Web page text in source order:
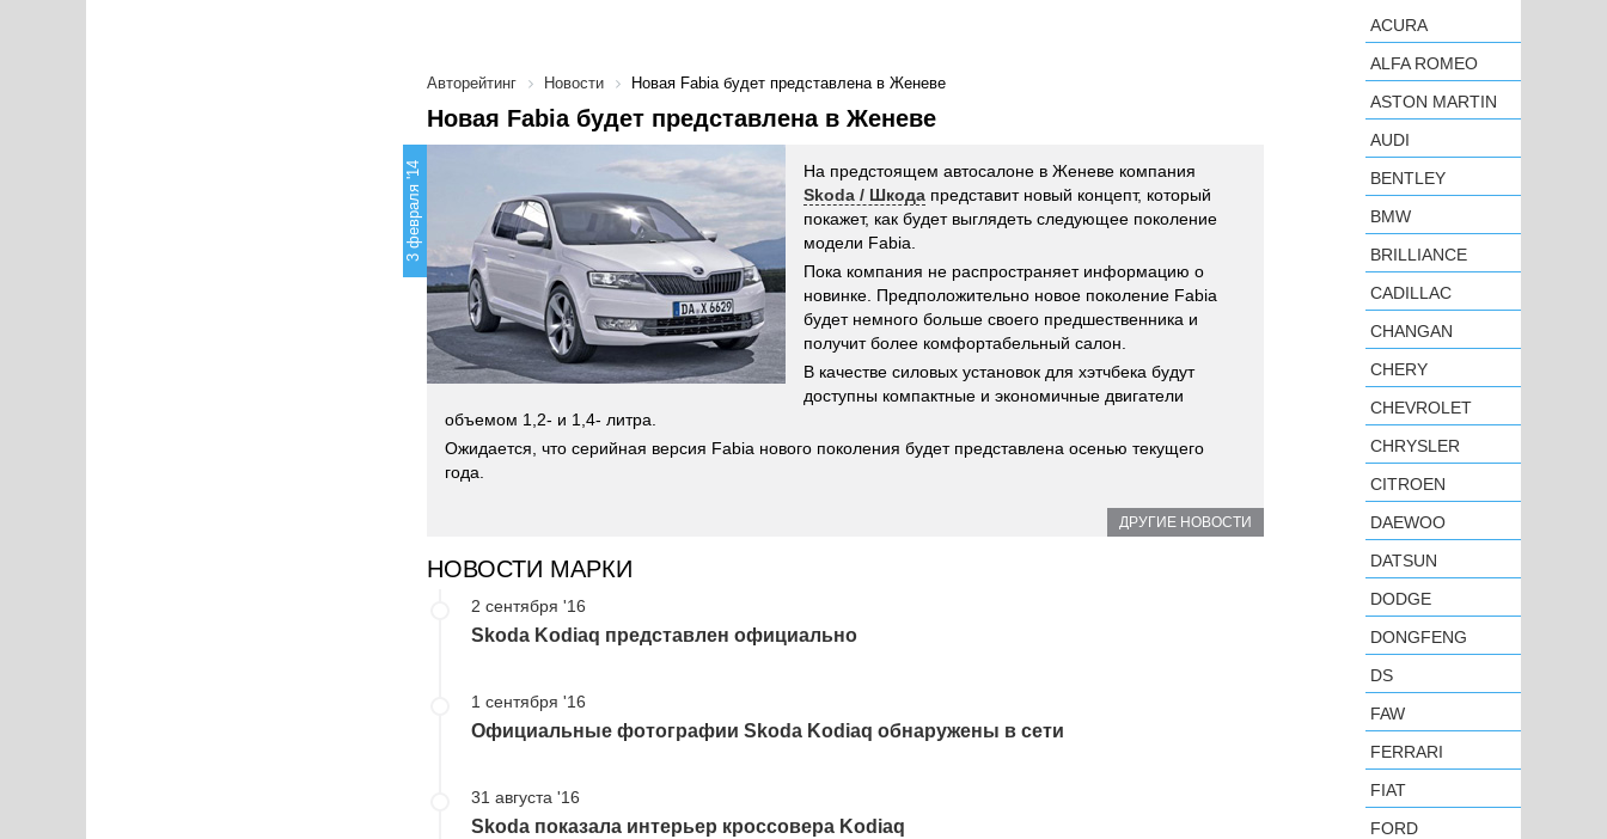
Авторейтинг Новости Новая Fabia будет представлена в Женеве
Новая Fabia будет представлена в Женеве
3 февраля '14
На предстоящем автосалоне в Женеве компания
Skoda / Шкода представит новый концепт, который
покажет, как будет выглядеть следующее поколение
модели Fabia.
Пока компания не распространяет информацию о
новинке. Предположительно новое поколение Fabia
будет немного больше своего предшественника и
получит более комфортабельный салон.
В качестве силовых установок для хэтчбека будут
доступны компактные и экономичные двигатели
объемом 1,2- и 1,4- литра.
Ожидается, что серийная версия Fabia нового поколения будет представлена осенью текущего
года.
ДРУГИЕ НОВОСТИ
НОВОСТИ МАРКИ
2 сентября '16
Skoda Kodiaq представлен официально
1 сентября '16
Официальные фотографии Skoda Kodiaq обнаружены в сети
31 августа '16
Skoda показала интерьер кроссовера Kodiaq
ACURA
ALFA ROMEO
ASTON MARTIN
AUDI
BENTLEY
BMW
BRILLIANCE
CADILLAC
CHANGAN
CHERY
CHEVROLET
CHRYSLER
CITROEN
DAEWOO
DATSUN
DODGE
DONGFENG
DS
FAW
FERRARI
FIAT
FORD